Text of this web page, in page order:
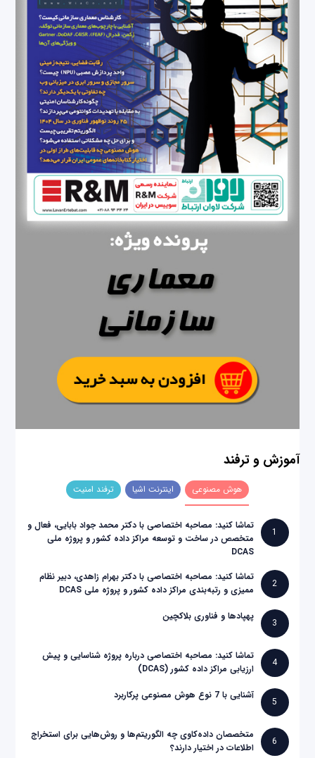
آموزش و ترفند
هوش مصنوعی اینترنت اشیا ترفند امنیت
1
تماشا کنید: مصاحبه اختصاصی با دکتر محمد جواد بابایی، فعال و
متخصص در ساخت و توسعه مراکز داده کشور و پروژه ملی
DCAS
2
تماشا کنید: مصاحبه اختصاصی با دکتر بهرام زاهدی، دبیر نظام
ممیزی و رتبه‌بندی مراکز داده کشور و پروژه ملی DCAS
3
پهپادها و فناوری بلاکچین
4
تماشا کنید: مصاحبه اختصاصی درباره پروژه شناسایی و پیش
ارزیابی مراکز داده کشور (DCAS)
5
آشنایی با 7 نوع هوش مصنوعی پرکاربرد
6
متخصصان داده‌کاوی چه الگوریتم‌ها و روش‌هایی برای استخراج
اطلاعات در اختیار دارند؟